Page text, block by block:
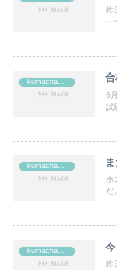
昨
一
6
試
kumachan's
ホ
だ
kumachan's
昨